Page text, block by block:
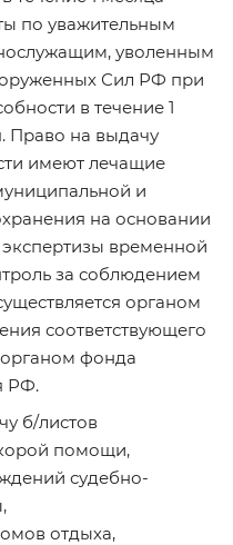
по уважительным
уволенным
Сил РФ при
в течение 1
Право на выдачу
имеют лечащие
и
на основании
временной
за соблюдением
органом
соответствующего
фонда
РФ.
б/листов
помощи,
судебно-
отдыха,